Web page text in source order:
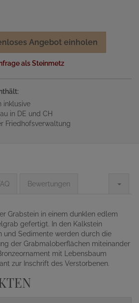
Angebot einholen
als Steinmetz
inklusive
in DE und CH
Friedhofsverwaltung
Bewertungen
Grabstein in einem dunklen edlem
gefertigt. In den Kalkstein
und Sedimente werden durch die
der Grabmaloberflächen miteinander
mit Lebensbaum
zur Inschrift des Verstorbenen.